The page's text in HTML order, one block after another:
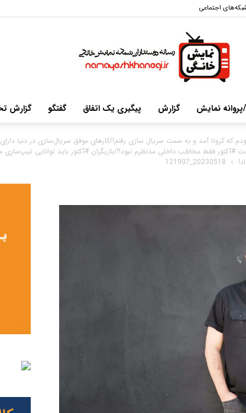
اجتماعی
نمایش گزارش پیگیری یک اتفاق گفتگو گزارش
که کرونا آمد و به سمت سریال سازی رفتم!/کارهای موفق سریال‌سازی در دنیا
فقط مخاطب داخلی مدنظرم نبود!!/بازیگران #آكتور باید توانایی تیپ‌سازی
20230518_121907